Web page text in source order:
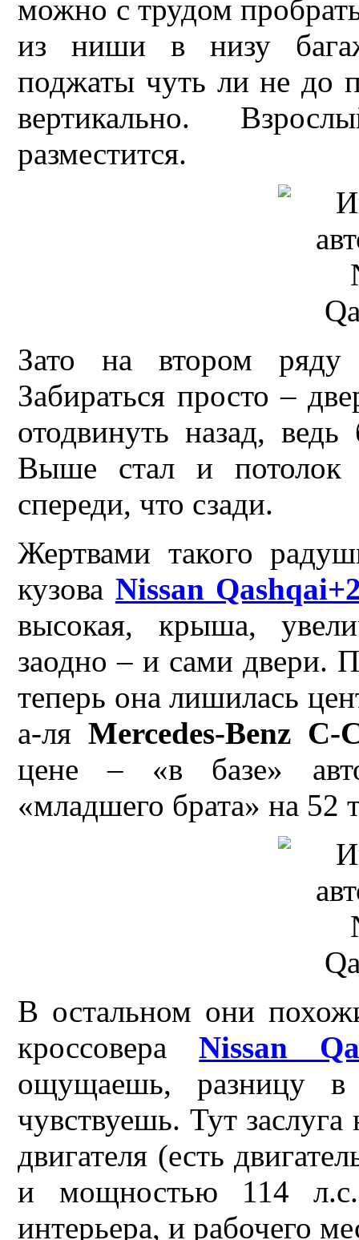
можно с трудом
из ниши в низу
поджаты чуть ли не до
вертикально.
разместится.
Зато на втором
Забираться просто –
отодвинуть назад,
Выше стал и потолок
спереди, что сзади.
Жертвами такого
кузова Nissan
высокая, крыша,
заодно – и сами двери.
теперь она лишилась
а-ляMercedes-Benz C-
цене – «в базе»
«младшего брата» на 52
В остальном они
кроссовераNissan
ощущаешь, разницу в
чувствуешь. Тут
двигателя (есть
и мощностью 114
интерьера, и рабочего